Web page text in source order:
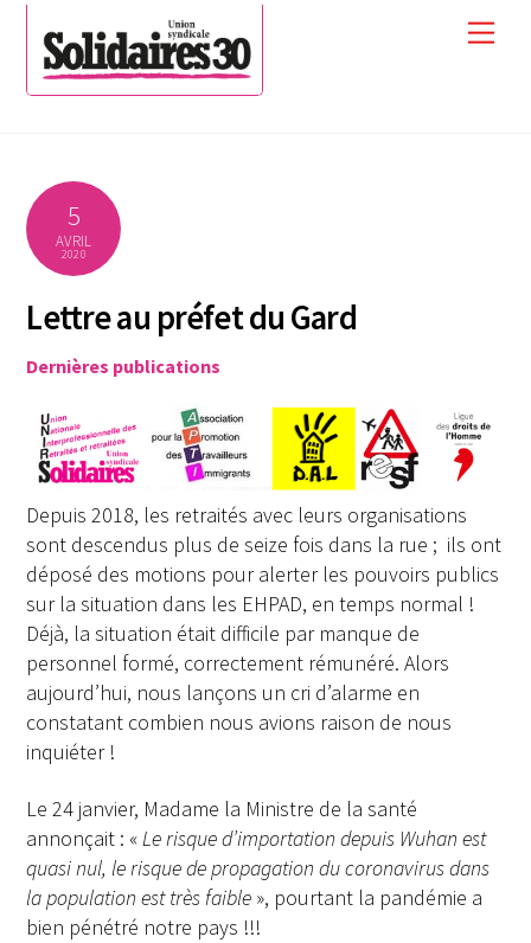
Skip
content
5
AVRIL
2020
Lettre au préfet du Gard
Dernières publications
Depuis 2018, les retraités avec leurs organisations
sont descendus plus de seize fois dans la rue ; ils ont
déposé des motions pour alerter les pouvoirs publics
sur la situation dans les EHPAD, en temps normal !
Déjà, la situation était difficile par manque de
personnel formé, correctement rémunéré. Alors
aujourd’hui, nous lançons un cri d’alarme en
constatant combien nous avions raison de nous
inquiéter !
Le 24 janvier, Madame la Ministre de la santé
annonçait : «Le risque d’importation depuis Wuhan est
quasi nul, le risque de propagation du coronavirus dans
la population est très faible », pourtant la pandémie a
bien pénétré notre pays !!!